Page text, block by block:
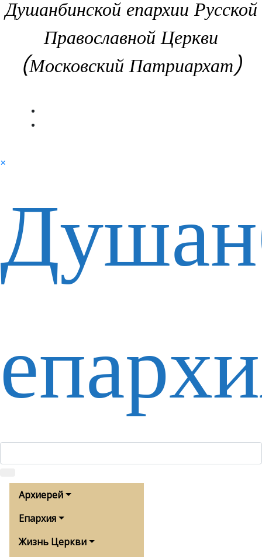
Душанбинской епархии Русской
Православной Церкви
(Московский Патриархат)
×
Архиерей
Епархия
Жизнь Церкви